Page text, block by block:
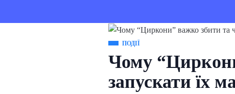
ПОДІЇ
Чому
запускати їх